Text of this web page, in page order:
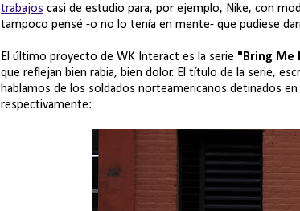
trabajos casi de estudio para, por ejemplo, Nike, con
tampoco pensé -o no lo tenía en mente- que pudiese
El último proyecto de WK Interact es la serie "Bring Me
que reflejan bien rabia, bien dolor. El título de la serie,
hablamos de los soldados norteamericanos detinados
respectivamente: